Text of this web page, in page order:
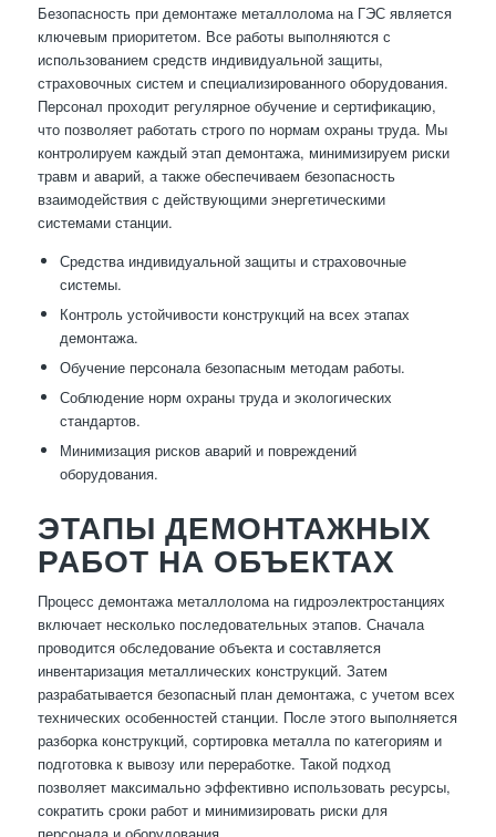
Безопасность при демонтаже металлолома на ГЭС является
ключевым приоритетом. Все работы выполняются с
использованием средств индивидуальной защиты,
страховочных систем и специализированного оборудования.
Персонал проходит регулярное обучение и сертификацию,
что позволяет работать строго по нормам охраны труда. Мы
контролируем каждый этап демонтажа, минимизируем риски
травм и аварий, а также обеспечиваем безопасность
взаимодействия с действующими энергетическими
системами станции.
Средства индивидуальной защиты и страховочные
системы.
Контроль устойчивости конструкций на всех этапах
демонтажа.
Обучение персонала безопасным методам работы.
Соблюдение норм охраны труда и экологических
стандартов.
Минимизация рисков аварий и повреждений
оборудования.
ЭТАПЫ ДЕМОНТАЖНЫХ
РАБОТ НА ОБЪЕКТАХ
Процесс демонтажа металлолома на гидроэлектростанциях
включает несколько последовательных этапов. Сначала
проводится обследование объекта и составляется
инвентаризация металлических конструкций. Затем
разрабатывается безопасный план демонтажа, с учетом всех
технических особенностей станции. После этого выполняется
разборка конструкций, сортировка металла по категориям и
подготовка к вывозу или переработке. Такой подход
позволяет максимально эффективно использовать ресурсы,
сократить сроки работ и минимизировать риски для